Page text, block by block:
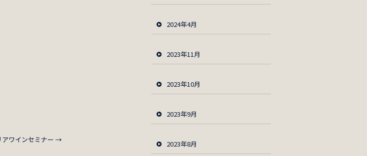
ワインセミナー →
2024年4月
2023年11月
2023年10月
2023年9月
2023年8月